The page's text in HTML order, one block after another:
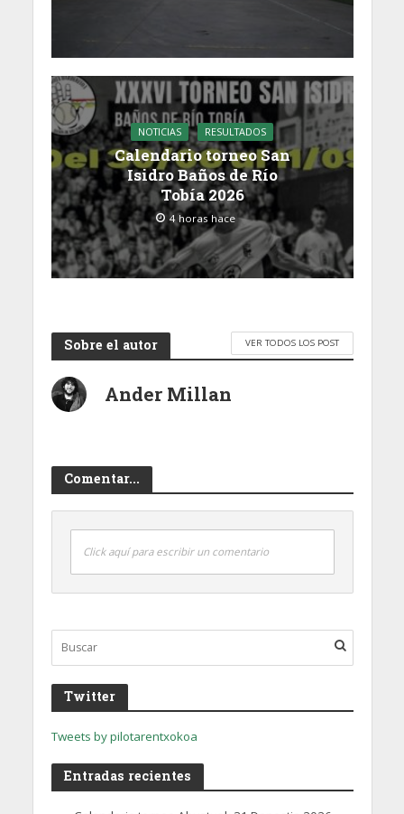
NOTICIAS RESULTADOS
Calendario torneo San
Isidro Baños de Río
Tobía 2026
4 horas hace
Sobre el autor VER TODOS LOS POST
Ander Millan
Comentar...
Click aquí para escribir un comentario
Twitter
Tweets by pilotarentxokoa
Entradas recientes